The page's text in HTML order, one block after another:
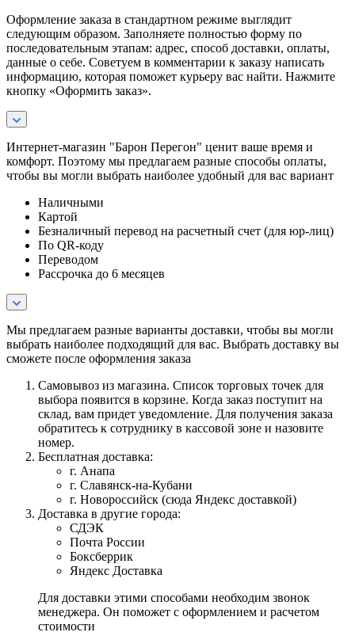
Оформление заказа в стандартном режиме выглядит
следующим образом. Заполняете полностью форму по
последовательным этапам: адрес, способ доставки, оплаты,
данные о себе. Советуем в комментарии к заказу написать
информацию, которая поможет курьеру вас найти. Нажмите
кнопку «Оформить заказ».
Интернет-магазин "Барон Перегон" ценит ваше время и
комфорт. Поэтому мы предлагаем разные способы оплаты,
чтобы вы могли выбрать наиболее удобный для вас вариант
Наличными
Картой
Безналичный перевод на расчетный счет (для юр-лиц)
По QR-коду
Переводом
Рассрочка до 6 месяцев
Мы предлагаем разные варианты доставки, чтобы вы могли
выбрать наиболее подходящий для вас. Выбрать доставку вы
сможете после оформления заказа
Самовывоз из магазина. Список торговых точек для
выбора появится в корзине. Когда заказ поступит на
склад, вам придет уведомление. Для получения заказа
обратитесь к сотруднику в кассовой зоне и назовите
номер.
Бесплатная доставка:
г. Анапа
г. Славянск-на-Кубани
г. Новороссийск (сюда Яндекс доставкой)
Доставка в другие города:
СДЭК
Почта России
Боксберрик
Яндекс Доставка
Для доставки этими способами необходим звонок
менеджера. Он поможет с оформлением и расчетом
стоимости